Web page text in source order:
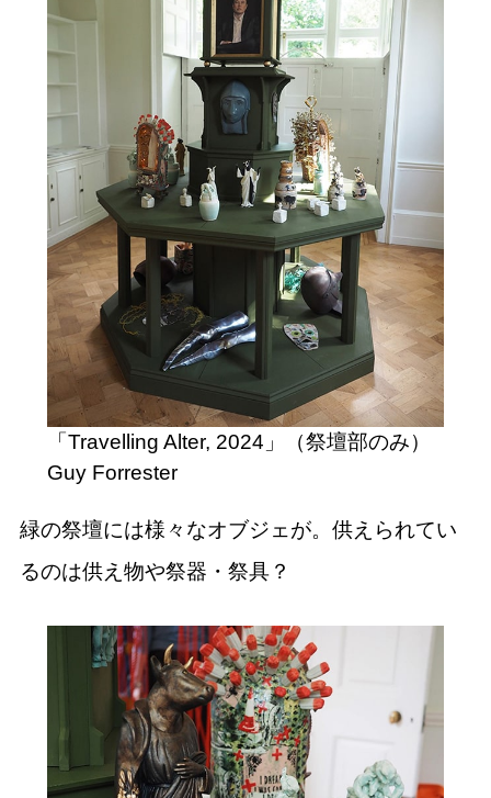
「Travelling Alter, 2024」（祭壇部のみ）
Guy Forrester
緑の祭壇には様々なオブジェが。供えられてい
るのは供え物や祭器・祭具？